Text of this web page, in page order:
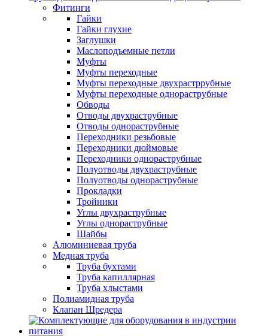
Фитинги
Гайки
Гайки глухие
Заглушки
Маслоподъемные петли
Муфты
Муфты переходные
Муфты переходные двухрастррубные
Муфты переходные однораструбные
Обводы
Отводы двухраструбные
Отводы однораструбные
Переходники резьбовые
Переходники дюймовые
Переходники однораструбные
Полуотводы двухраструбные
Полуотводы однораструбные
Прокладки
Тройники
Углы двухраструбные
Углы однораструбные
Шайбы
Алюминиевая труба
Медная труба
Труба бухтами
Труба капиллярная
Труба хлыстами
Полиамидная труба
Клапан Шредера